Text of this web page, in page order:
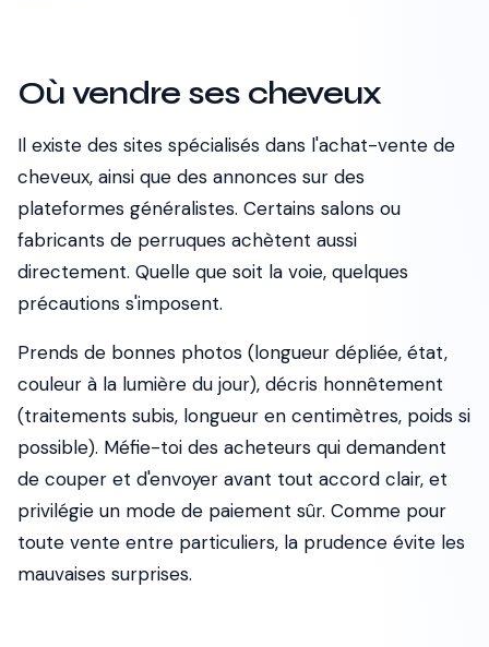
Où vendre ses cheveux
Il existe des sites spécialisés dans l'achat-vente de
cheveux, ainsi que des annonces sur des
plateformes généralistes. Certains salons ou
fabricants de perruques achètent aussi
directement. Quelle que soit la voie, quelques
précautions s'imposent.
Prends de bonnes photos (longueur dépliée, état,
couleur à la lumière du jour), décris honnêtement
(traitements subis, longueur en centimètres, poids si
possible). Méfie-toi des acheteurs qui demandent
de couper et d'envoyer avant tout accord clair, et
privilégie un mode de paiement sûr. Comme pour
toute vente entre particuliers, la prudence évite les
mauvaises surprises.